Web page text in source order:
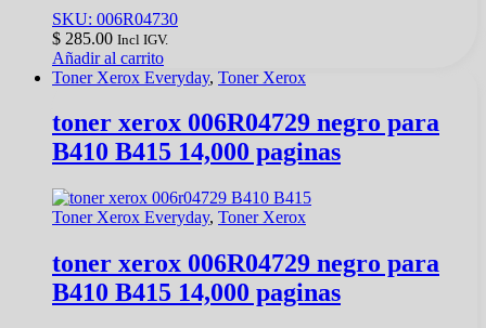
SKU: 006R04730
$ 285.00 Incl IGV.
Añadir al carrito
Toner Xerox Everyday, Toner Xerox
toner xerox 006R04729 negro para
B410 B415 14,000 paginas
Toner Xerox Everyday, Toner Xerox
toner xerox 006R04729 negro para
B410 B415 14,000 paginas